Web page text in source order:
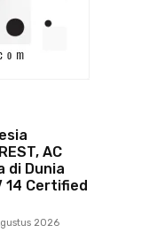
AC
di Dunia
14 Certified
2026